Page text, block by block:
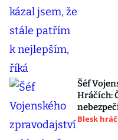
Šéf
Hráčích:
Blesk